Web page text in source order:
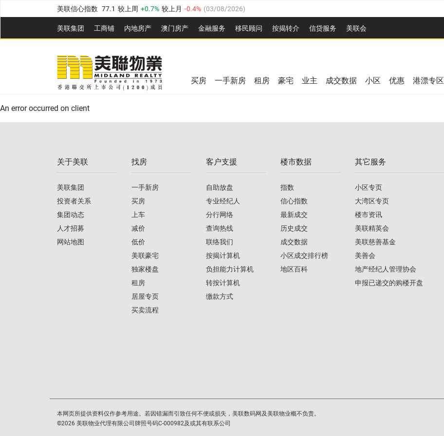
美联信心指数 77.1 较上周 0.7% 较上月 -0.4% (03/08/2026)
全港指数 149.1 较上周 0% 较上月 0.4% ( 03/08/2026
港岛指数 157.4 较上周 -0.3% 较上月 -0.8% (03/08/2026)
九龙指数 156.4 较上周 -0.1% 较上月
新界指数 134.8 较上周 0.1% 较上月 03/08/2026
美联信心指数 77.1 较上周 0.7% 较上月
美联集团 工商铺 内地房产 澳⻔房产 金融服务 移民顾问 按揭转介 信贷服务 美联会
全港指数 149.1 较上周 0% 较上月
美联信心指数 较上周 0.7% 03/08/2026
买房 一手新房 租房 豪宅 业主 成交数据 小区 优惠 港漂专区
An error occurred on client
关于美联
美联集团
投资者关系
集团动态
人才招募
网站地图
找房
一手新房
买房
上车
减价
低价
美联豪宅
独家楼盘
租房
居屋专页
买卖流程
客户支援
自助放盘
专业经纪人
分行网络
查询热线
联络我们
按揭计算机
负担能力计算机
转按计算机
缴款方式
楼市数据
指数
信心指数
最新成交
历史成交
成交数据
小区成交排行榜
地区百科
其它服务
小区专页
大湾区专页
楼市资讯
美联精英会
美联慈善基金
美善会
地产经纪人管理协会
申报已递交的购楼开盘
本网页所提供资料仅作参考用途。若因错漏而引致任何不便或损失，美联数码网及美联物业概不负责。
©2026 美联物业代理有限公司牌照号码C-000982及或其有联系公司